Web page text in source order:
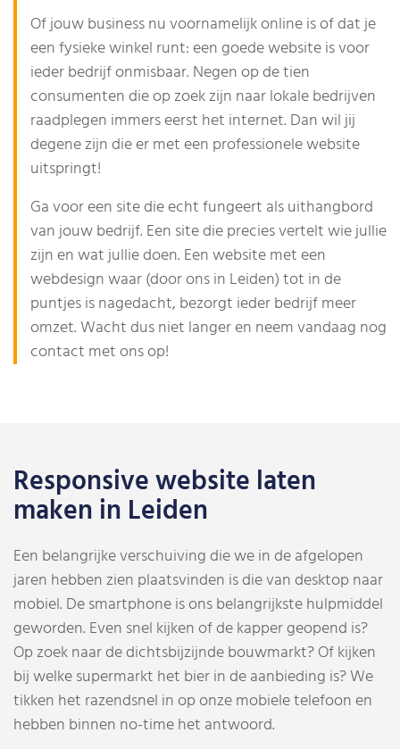
Of jouw business nu voornamelijk online is of dat je
een fysieke winkel runt: een goede website is voor
ieder bedrijf onmisbaar. Negen op de tien
consumenten die op zoek zijn naar lokale bedrijven
raadplegen immers eerst het internet. Dan wil jij
degene zijn die er met een professionele website
uitspringt!
Ga voor een site die echt fungeert als uithangbord
van jouw bedrijf. Een site die precies vertelt wie jullie
zijn en wat jullie doen. Een website met een
webdesign waar (door ons in Leiden) tot in de
puntjes is nagedacht, bezorgt ieder bedrijf meer
omzet. Wacht dus niet langer en neem vandaag nog
contact met ons op!
Responsive website laten
maken in Leiden
Een belangrijke verschuiving die we in de afgelopen
jaren hebben zien plaatsvinden is die van desktop naar
mobiel. De smartphone is ons belangrijkste hulpmiddel
geworden. Even snel kijken of de kapper geopend is?
Op zoek naar de dichtsbijzijnde bouwmarkt? Of kijken
bij welke supermarkt het bier in de aanbieding is? We
tikken het razendsnel in op onze mobiele telefoon en
hebben binnen no-time het antwoord.